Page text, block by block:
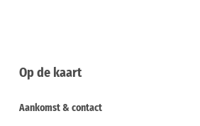
Op de kaart
Aankomst & contact